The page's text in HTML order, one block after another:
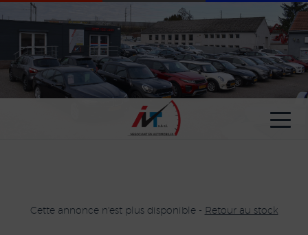
Cette annonce n'est plus disponible - Retour au stock
Paramètres avancés des cookies